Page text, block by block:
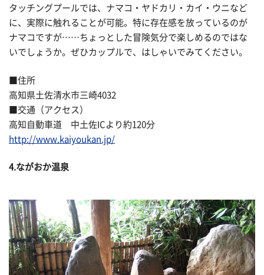
タッチングプールでは、ナマコ・ヤドカリ・カイ・ウニなど
に、実際に触れることが可能。特に存在感を放っているのが
ナマコですが……ちょっとした冒険気分で楽しめるのではな
いでしょうか。ぜひカップルで、はしゃいでみてください。
■住所
高知県土佐清水市三崎4032
■交通（アクセス）
高知自動車道 中土佐ICより約120分
http://www.kaiyoukan.jp/
4.ながおか温泉